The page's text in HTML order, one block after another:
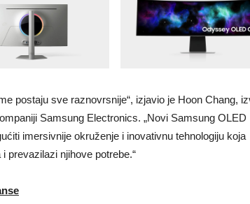
postaju sve raznovrsnije“, izjavio je Hoon Chang,
Samsung Electronics. „Novi Samsung OLED
imersivnije okruženje i inovativnu tehnologiju koja
prevazilazi njihove potrebe.“